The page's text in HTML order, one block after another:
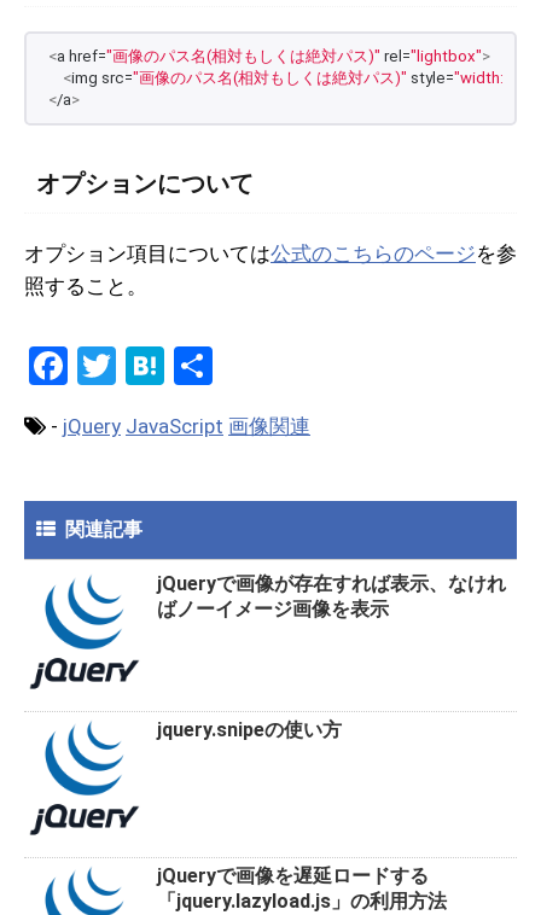
<a href="画像のパス名(相対もしくは絶対パス)" rel="lightbox">
<img src="画像のパス名(相対もしくは絶対パス)" style="width:好き
</a>
オプションについて
オプション項目については公式のこちらのページを参
照すること。
F
ce
o
o
k
T
tt
H
e
- jQuery JavaScript 画像関連
関連記事
jQueryで画像が存在すれば表示、なけれ
ばノーイメージ画像を表示
jquery.snipeの使い方
jQueryで画像を遅延ロードする
「jquery.lazyload.js」の利用方法